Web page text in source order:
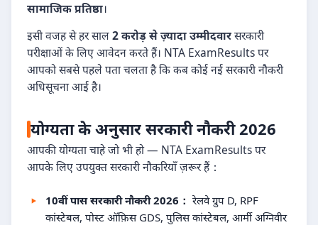
सामाजिक प्रतिष्ठा।
इसी वजह से हर साल2 करोड़ से ज़्यादा उम्मीदवारसरकारी
परीक्षाओं के लिए आवेदन करते हैं। NTA ExamResults पर
आपको सबसे पहले पता चलता है कि कब कोई नई सरकारी नौकरी
अधिसूचना आई है।
योग्यता के अनुसार सरकारी नौकरी 2026
आपकी योग्यता चाहे जो भी हो — NTA ExamResults पर
आपके लिए उपयुक्त सरकारी नौकरियाँ ज़रूर हैं：
10वीं पास सरकारी नौकरी 2026： रेलवे ग्रुप D, RPF
कांस्टेबल, पोस्ट ऑफ़िस GDS, पुलिस कांस्टेबल, आर्मी अग्निवीर